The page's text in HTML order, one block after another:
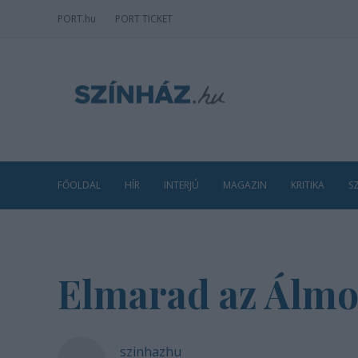
PORT.hu PORT TICKET
FŐOLDAL HÍR INTERJÚ MAGAZIN KRITIKA
Elmarad az
szinhazhu